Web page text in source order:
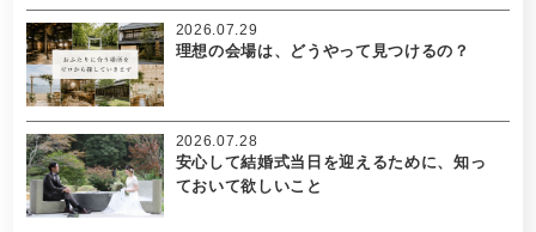
理想の会場は、どうやって見つけるの？
2026.07.29
安心して結婚式当日を迎えるために、知っ
ておいて欲しいこと
2026.07.28